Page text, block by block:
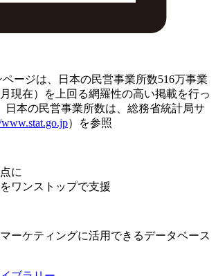
ージは、日本の民営事業所数516万事業
現在）を上回る網羅性の高い掲載を行っ
日本の民営事業所数は、総務省統計局サ
www.stat.go.jp）を参照
に
ワンストップで支援
ーケティングに活用できるデータベース